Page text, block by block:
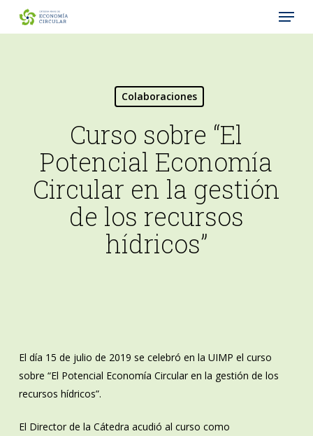
Menu
Colaboraciones
Curso sobre “El
Potencial Economía
Circular en la gestión
de los recursos
hídricos”
El día 15 de julio de 2019 se celebró en la UIMP el curso
sobre “El Potencial Economía Circular en la gestión de los
recursos hídricos”.
El Director de la Cátedra acudió al curso como